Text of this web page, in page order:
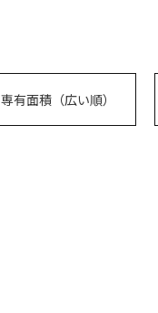
専有面積（広い順）